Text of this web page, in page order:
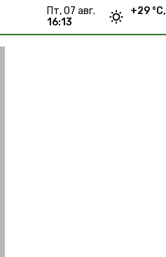
пт, 07 авг.
16:13
+29 °С,